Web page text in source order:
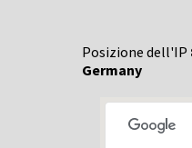
Posizione dell'IP
Germany